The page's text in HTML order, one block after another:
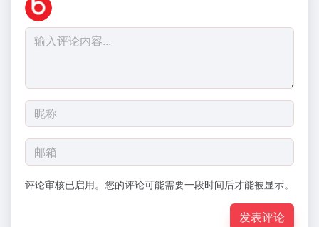
评论审核已启用。您的评论可能需要一段时间后才能被显示。
发表评论